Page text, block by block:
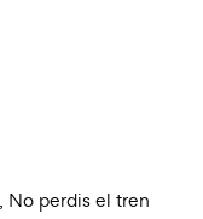
, No perdis el tren